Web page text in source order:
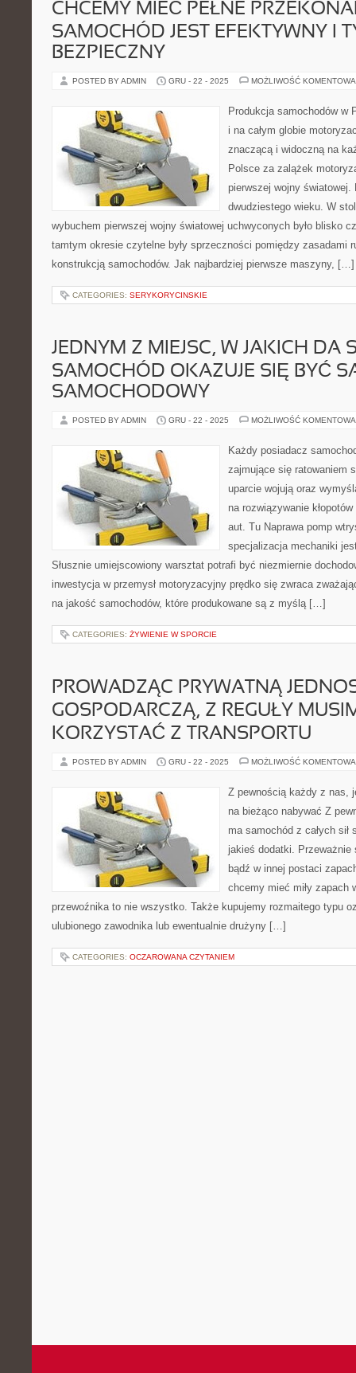
CHCEMY MIEĆ PEŁNE
SAMOCHÓD JEST EFEKTYWNY I
BEZPIECZNY
POSTED BY ADMIN GRU - 22 - 2025 MOŻLIWOŚĆ
Produkcja samochodów w
i na całym globie
znaczącą i widoczną na
Polsce za zalążek
pierwszej wojny światowej.
dwudziestego wieku. W
wybuchem pierwszej wojny światowej uchwyconych było blisko
tamtym okresie czytelne były sprzeczności pomiędzy zasadami
konstrukcją samochodów. Jak najbardziej pierwsze maszyny, […]
CATEGORIES: SERYKORYCINSKIE
JEDNYM Z MIEJSC, W JAKICH DA
SAMOCHÓD OKAZUJE SIĘ BYĆ
SAMOCHODOWY
POSTED BY ADMIN GRU - 22 - 2025 MOŻLIWOŚĆ
Każdy posiadacz
zajmujące się ratowaniem
uparcie wojują oraz
na rozwiązywanie
aut. Tu Naprawa pomp
specjalizacja mechaniki
Słusznie umiejscowiony warsztat potrafi być niezmiernie
inwestycja w przemysł motoryzacyjny prędko się zwraca
na jakość samochodów, które produkowane są z myślą […]
CATEGORIES: ŻYWIENIE W SPORCIE
PROWADZĄC PRYWATNĄ
GOSPODARCZĄ, Z REGUŁY
KORZYSTAĆ Z TRANSPORTU
POSTED BY ADMIN GRU - 22 - 2025 MOŻLIWOŚĆ
Z pewnością każdy z nas,
na bieżąco nabywać Z
ma samochód z całych
jakieś dodatki.
bądź w innej postaci
chcemy mieć miły zapach
przewoźnika to nie wszystko. Także kupujemy rozmaitego typu
ulubionego zawodnika lub ewentualnie drużyny […]
CATEGORIES: OCZAROWANA CZYTANIEM